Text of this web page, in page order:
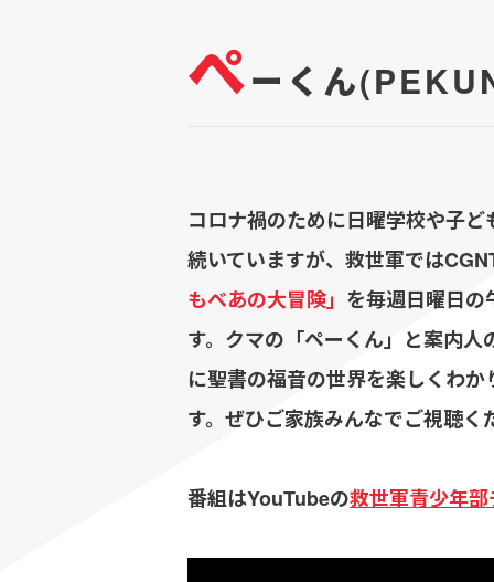
ぺーくん
コロナ禍のために日曜学校や子
続いていますが、救世軍では
もべあの大冒険」 を毎週日曜日の
す。クマの「ペーくん」と案内
に聖書の福音の世界を楽しくわ
す。ぜひご家族みんなでご視聴く
番組はYouTubeの救世軍青少年